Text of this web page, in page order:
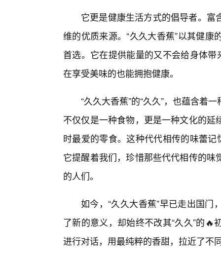
它更是健康生活方式的倡导者。
维的优质来源。“久久大香蕉”以其健
首选。它在提供能量的又不会给身体
在享受美味的也能拥抱健康。
“久久大香蕉”的“久久”，也蕴含着
不仅仅是一种食物，更是一种文化的
时最爱的零食。这种代代相传的味蕾
它提醒着我们，珍惜那些代代相传的
的人们。
如今，“久久大香蕉”早已走出国
了新的意义，却始终不改其“久久”的
进行对话，用最纯粹的香甜，拉近了不